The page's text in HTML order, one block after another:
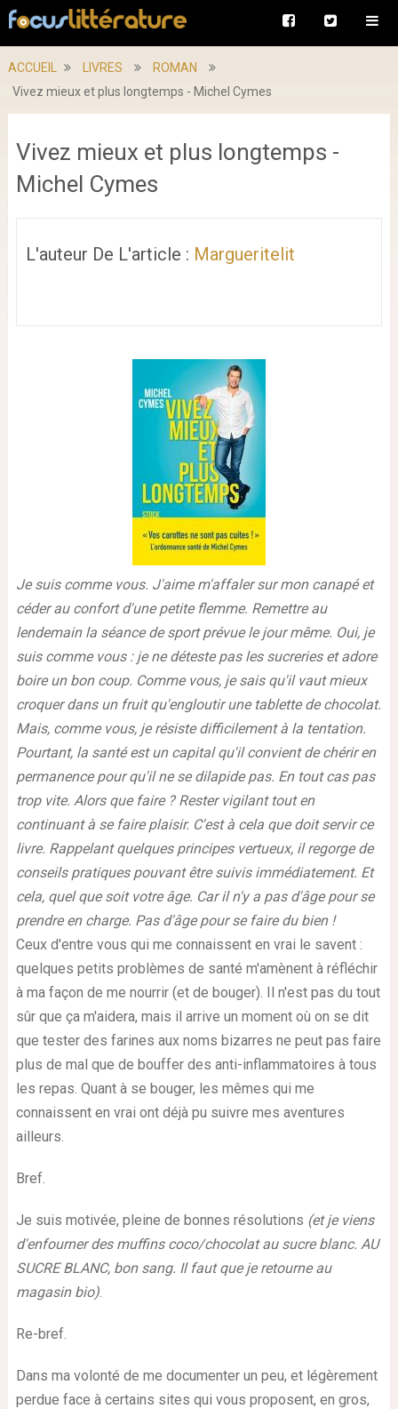
ACCUEIL LIVRES
ROMAN
Vivez mieux et plus longtemps - Michel Cymes
Vivez mieux et plus longtemps -
Michel Cymes
L'auteur De L'article : Margueritelit
Je suis comme vous. J'aime m'affaler sur mon canapé et
céder au confort d'une petite flemme. Remettre au
lendemain la séance de sport prévue le jour même. Oui, je
suis comme vous : je ne déteste pas les sucreries et adore
boire un bon coup. Comme vous, je sais qu'il vaut mieux
croquer dans un fruit qu'engloutir une tablette de chocolat.
Mais, comme vous, je résiste difficilement à la tentation.
Pourtant, la santé est un capital qu'il convient de chérir en
permanence pour qu'il ne se dilapide pas. En tout cas pas
trop vite. Alors que faire ? Rester vigilant tout en
continuant à se faire plaisir. C'est à cela que doit servir ce
livre. Rappelant quelques principes vertueux, il regorge de
conseils pratiques pouvant être suivis immédiatement. Et
cela, quel que soit votre âge. Car il n'y a pas d'âge pour se
prendre en charge. Pas d'âge pour se faire du bien !
Ceux d'entre vous qui me connaissent en vrai le savent :
quelques petits problèmes de santé m'amènent à réfléchir
à ma façon de me nourrir (et de bouger). Il n'est pas du tout
sûr que ça m'aidera, mais il arrive un moment où on se dit
que tester des farines aux noms bizarres ne peut pas faire
plus de mal que de bouffer des anti-inflammatoires à tous
les repas. Quant à se bouger, les mêmes qui me
connaissent en vrai ont déjà pu suivre mes aventures
ailleurs.
Bref.
Je suis motivée, pleine de bonnes résolutions (et je viens
d'enfourner des muffins coco/chocolat au sucre blanc. AU
SUCRE BLANC, bon sang. Il faut que je retourne au
magasin bio).
Re-bref.
Dans ma volonté de me documenter un peu, et légèrement
perdue face à certains sites qui vous proposent, en gros,